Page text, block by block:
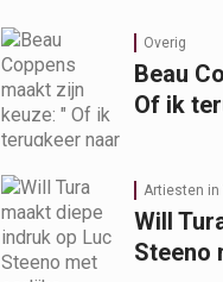
Overig
Beau
Of ik
Artiesten in
Will
Steeno